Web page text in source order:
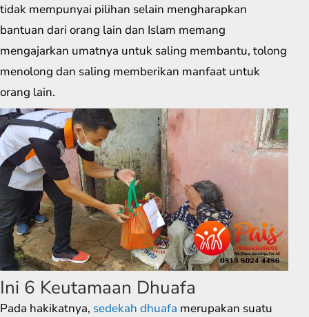
tidak mempunyai pilihan selain mengharapkan
bantuan dari orang lain dan Islam memang
mengajarkan umatnya untuk saling membantu, tolong
menolong dan saling memberikan manfaat untuk
orang lain.
Ini 6 Keutamaan Dhuafa
Pada hakikatnya, sedekah dhuafa merupakan suatu